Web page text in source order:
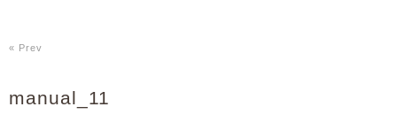
« Prev
manual_11